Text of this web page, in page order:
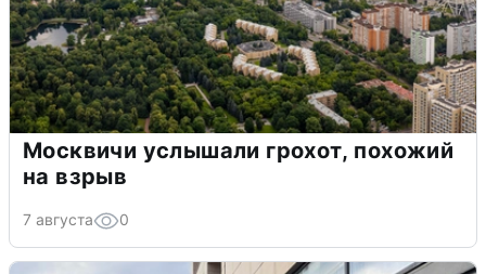
Москвичи услышали грохот, похожий
на взрыв
7 августа 0